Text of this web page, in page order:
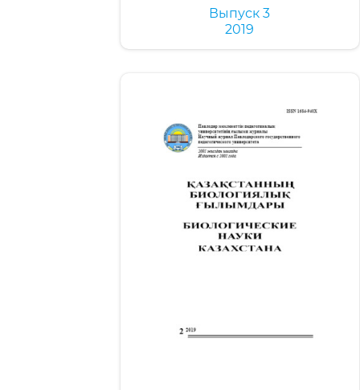
Выпуск 3
2019